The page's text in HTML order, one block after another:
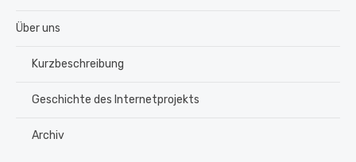
Über uns
Kurzbeschreibung
Geschichte des Internetprojekts
Archiv